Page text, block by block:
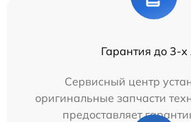
Гарантия до 3-х
Сервисный центр
оригинальные запчасти
предоставляет